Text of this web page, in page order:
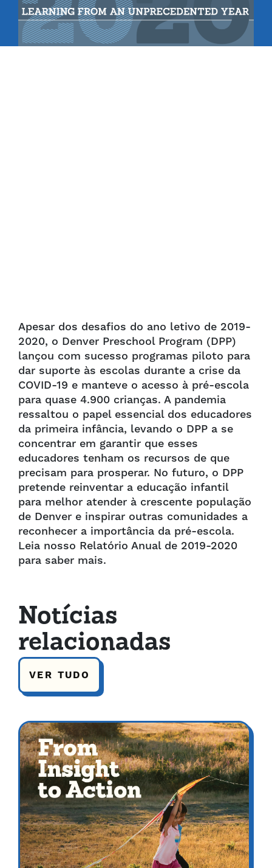
Apesar dos desafios do ano letivo de 2019-
2020, o Denver Preschool Program (DPP)
lançou com sucesso programas piloto para
dar suporte às escolas durante a crise da
COVID-19 e manteve o acesso à pré-escola
para quase 4.900 crianças. A pandemia
ressaltou o papel essencial dos educadores
da primeira infância, levando o DPP a se
concentrar em garantir que esses
educadores tenham os recursos de que
precisam para prosperar. No futuro, o DPP
pretende reinventar a educação infantil
para melhor atender à crescente população
de Denver e inspirar outras comunidades a
reconhecer a importância da pré-escola.
Leia nosso Relatório Anual de 2019-2020
para saber mais.
Notícias
relacionadas
VER TUDO